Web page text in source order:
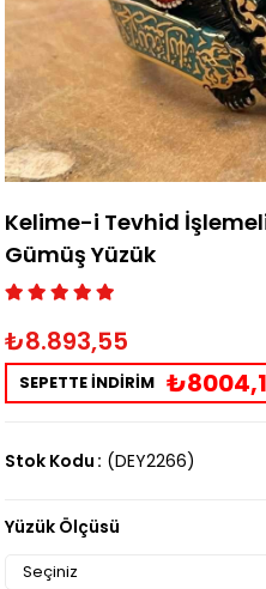
Kelime-i Tevhid
Gümüş Yüzük
₺8.893,55
SEPETTE İNDİRİM
Stok Kodu (DEY2266)
Yüzük Ölçüsü